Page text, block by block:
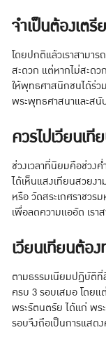
จำเป็นต้องเต
โดยปกติแล้วเราสามา
สะดวก แต่หากไม่สะด
ให้พุทธศาสนิกชนได้ร่ว
พระพุทธศาสนาและสนั
ควรไปเวียนเ
ช่วงเวลาที่นิยมคือช่วง
ได้เห็นแสงเทียนสวยง
หรือ วัดสระเกศราชวร
เพื่อลดความแออัด เรา
เวียนเทียนต้อ
ตามธรรมเนียมปฏิบัติที่
ครบ 3 รอบเสมอ โดย
พระรัตนตรัย ได้แก่ พร
รอบจึงถือเป็นการแสด